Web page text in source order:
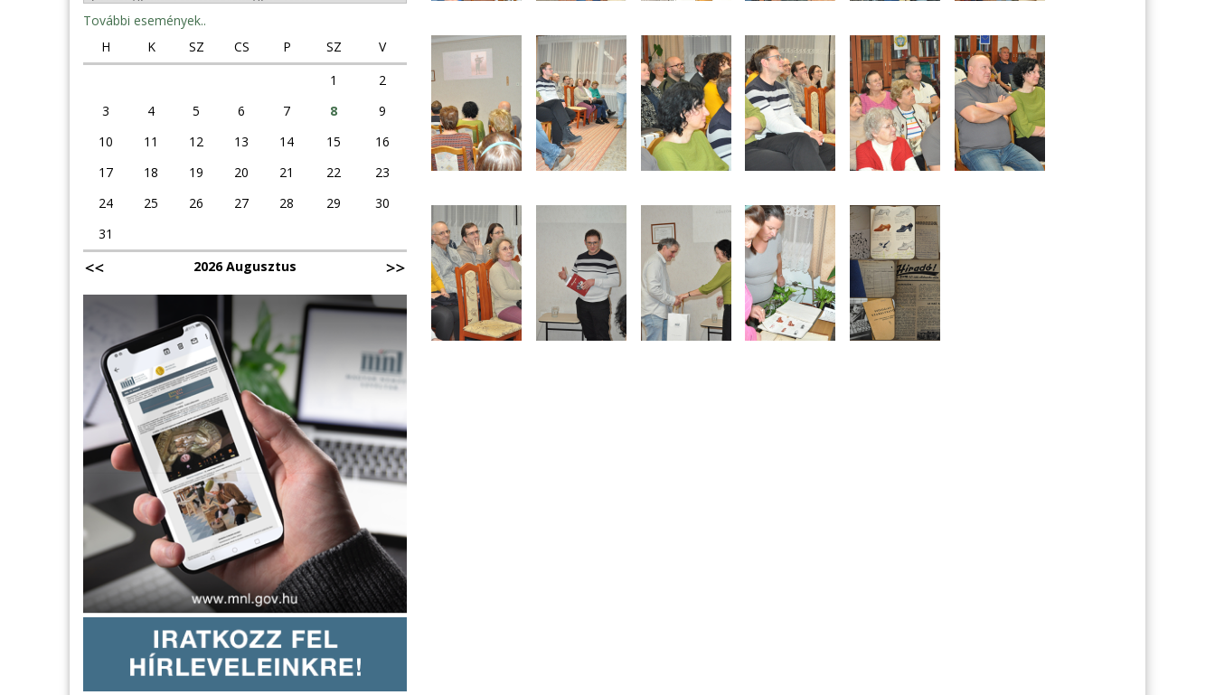
További események..
H
K SZ CS P SZ
V
1
2
3
4 5 6 7 8
9
10
11 12 13 14 15
16
17
18 19 20 21 22
23
24
25 26 27 28 29
30
31
2026 Augusztus